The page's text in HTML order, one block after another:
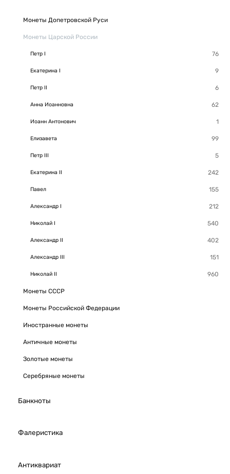
Монеты Допетровской Руси
Монеты Царской России
Петр I
Екатерина I
Петр II
Анна Иоанновна
Иоанн Антонович
Елизавета
Петр III
Екатерина II
Павел
Александр I
Николай I
Александр II
Александр III
Николай II
Монеты СССР
Монеты Российской Федерации
Иностранные монеты
Античные монеты
Золотые монеты
Серебряные монеты
Банкноты
Фалеристика
Антиквариат